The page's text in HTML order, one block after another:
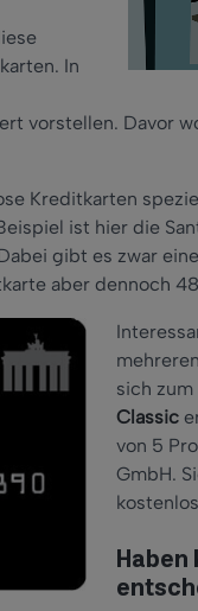
In
vorstellen. Davor
Kreditkarten
ist hier die
gibt es zwar
aber dennoch
sich
Classic
von 5
GmbH.